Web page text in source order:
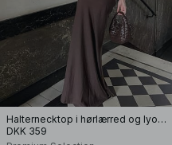
Halternecktop i hørlærred og lyocellblanding
DKK 359